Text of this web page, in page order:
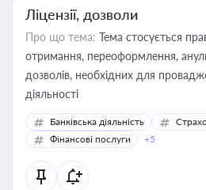
Ліцензії, дозволи
Про що тема: Тема стосується
отримання, переоформлення,
дозволів, необхідних для
діяльності
Банківська діяльність
Фінансові послуги
+5